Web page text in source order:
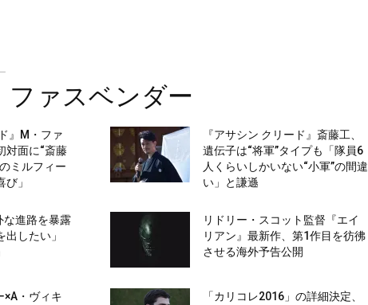
ファスベンダー
』M・ファ
対面に“斎藤
ミルフィー
」
『アサシン クリード』斎藤工、
遺伝子は“将軍”タイプも「隊員6
人くらいしかいない“小軍”の間違
い」と謙遜
な進路を暴露
出したい」
リドリー・スコット監督『エイ
リアン』最新作、第1作目を彷彿
させる海外予告公開
×A・ヴィキ
「カリコレ2016」の詳細決定、